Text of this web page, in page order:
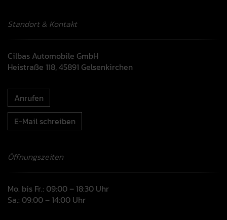
Standort & Kontakt
Cilbas Automobile GmbH
Heistraße 118, 45891 Gelsenkirchen
Anrufen
E-Mail schreiben
Öffnungszeiten
Mo. bis Fr.: 09:00 – 18:30 Uhr
Sa.: 09:00 – 14:00 Uhr